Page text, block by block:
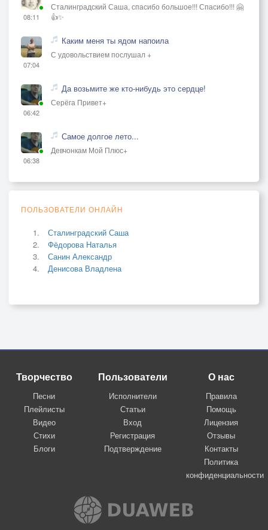
08:11
Сталинградский Саша, спасибо большое!!! Спасибо!!! 🤗
👍✨
07:04
Каким меня ты ядом напоила
С удовольствием послушал +
06:42
Да возьмите же кто-нибудь это сердце!
Серёга Привет+
06:38
Самое долгое лето...
Девчонкам Мой Плюс+
ПОЛЬЗОВАТЕЛИ ОНЛАЙН
Сталинградский Саша
Фёдорова Наталья
Санин Александр
Денисова Владлена
Творчество
Песни
Плейлисты
Видео
Стихи
Блоги
Пользователи
Исполнители
Статьи
Вход
Регистрация
Подтверждение
О нас
Правила
Помощь
Лицензия
Отзывы
Контакты
Политика
конфиденциальности